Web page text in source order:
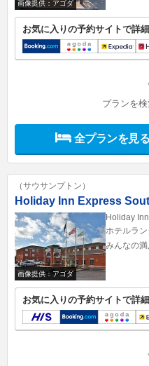
画像提供：アゴダ
お気に入りの予約サイトで詳
プランを
全プランを見る
（サウサンプトン）
Holiday Inn Express
画像提供：アゴダ
Holiday
ホテルラン
みんなの
お気に入りの予約サイトで詳